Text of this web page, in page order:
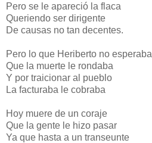
Pero se le apareció la flaca
Queriendo ser dirigente
De causas no tan decentes.
Pero lo que Heriberto no esperaba
Que la muerte le rondaba
Y por traicionar al pueblo
La facturaba le cobraba
Hoy muere de un coraje
Que la gente le hizo pasar
Ya que hasta a un transeunte